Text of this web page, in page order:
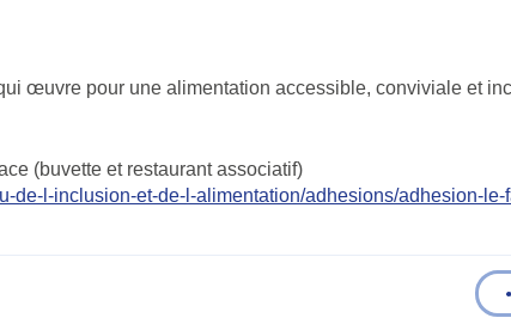
œuvre pour une alimentation accessible, conviviale et
(buvette et restaurant associatif)
de-l-inclusion-et-de-l-alimentation/adhesions/adhesion-le-